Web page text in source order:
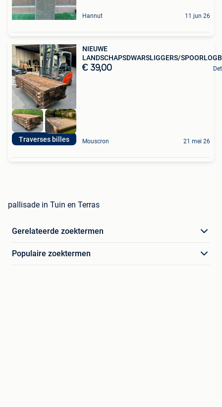
Hannut 11 jun 26
Traverses billes
NIEUWE
LANDSCHAPSDWARSLIGGERS/
€ 39,00
Mouscron 21 mei 26
pallisade in Tuin en Terras
Gerelateerde zoektermen
Populaire zoektermen